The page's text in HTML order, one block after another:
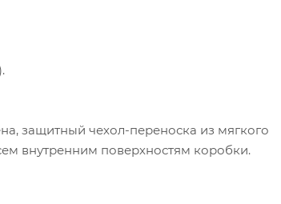
защитный чехол-переноска из мягкого
внутренним поверхностям коробки.